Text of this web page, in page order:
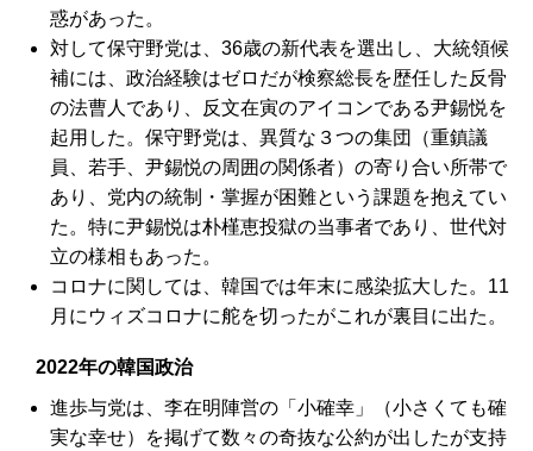
惑があった。
対して保守野党は、36歳の新代表を選出し、大統領候
補には、政治経験はゼロだが検察総長を歴任した反骨
の法曹人であり、反文在寅のアイコンである尹錫悦を
起用した。保守野党は、異質な３つの集団（重鎮議
員、若手、尹錫悦の周囲の関係者）の寄り合い所帯で
あり、党内の統制・掌握が困難という課題を抱えてい
た。特に尹錫悦は朴槿恵投獄の当事者であり、世代対
立の様相もあった。
コロナに関しては、韓国では年末に感染拡大した。11
月にウィズコロナに舵を切ったがこれが裏目に出た。
2022年の韓国政治
進歩与党は、李在明陣営の「小確幸」（小さくても確
実な幸せ）を掲げて数々の奇抜な公約が出したが支持